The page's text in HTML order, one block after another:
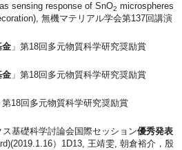
sensing response of SnO2 microspheres
無機マテリアル学会第137回講演
金 」第18回多元物質科学研究奨励賞
金 」第18回多元物質科学研究奨励賞
第18回多元物質科学研究奨励賞
基礎科学討論会国際セッション優秀発表
）1D13, 王靖雯, 朝倉裕介，殷